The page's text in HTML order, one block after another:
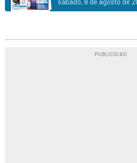
sábado, 8 de agosto de
PUBLICIDAD